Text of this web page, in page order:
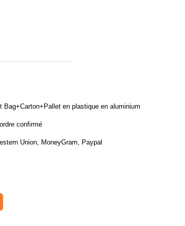
Bag+Carton+Pallet en plastique en aluminium
confirmé
Union, MoneyGram, Paypal